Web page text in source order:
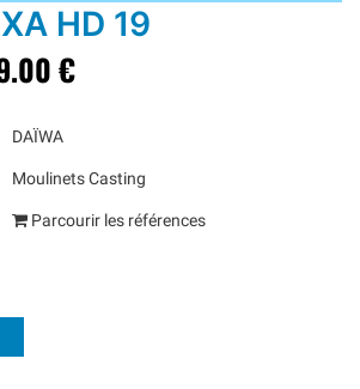
HD 19
€
DAÏWA
Moulinets Casting
Parcourir les références